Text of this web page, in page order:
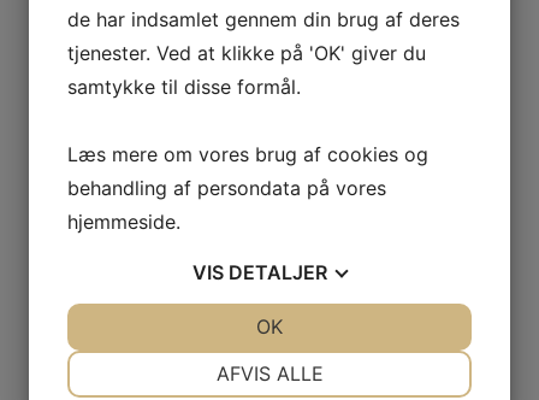
Sådan vælger du de perfekte luksuriøse
bordplader til dit hjem
17. september 2025 Henrik Jensen
Når det kommer til indretning af hjemmet, spiller
bordplader en central rolle både funktionelt og æstetisk.
Luksuriøse bordplader er blevet …
de har indsamlet gennem din brug af deres
tjenester. Ved at klikke på 'OK' giver du
samtykke til disse formål.
Læs mere om vores brug af cookies og
behandling af persondata på vores
hjemmeside.
VIS DETALJER
AFVIS ALLE
OK